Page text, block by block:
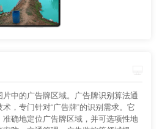
中的广告牌区域。广告牌识别算法通
，专门针对“广告牌”的识别需求。它
确地定位广告牌区域，并可选项性地